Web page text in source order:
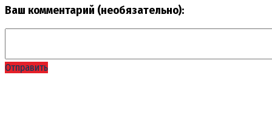
Ваш комментарий (необязательно):
Отправить